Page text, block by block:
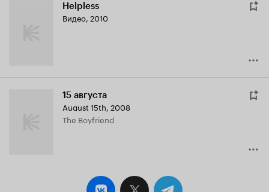
Helpless
Видео, 2010
15 августа
August 15th, 2008
The Boyfriend